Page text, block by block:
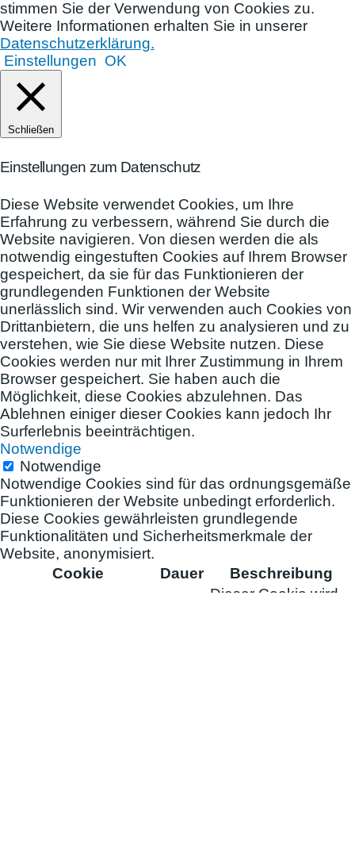
stimmen Sie der Verwendung von Cookies zu.
Weitere Informationen erhalten Sie in unserer
Datenschutzerklärung.
Einstellungen OK
Schließen
Einstellungen zum Datenschutz
Diese Website verwendet Cookies, um Ihre
Erfahrung zu verbessern, während Sie durch die
Website navigieren. Von diesen werden die als
notwendig eingestuften Cookies auf Ihrem Browser
gespeichert, da sie für das Funktionieren der
grundlegenden Funktionen der Website
unerlässlich sind. Wir verwenden auch Cookies von
Drittanbietern, die uns helfen zu analysieren und zu
verstehen, wie Sie diese Website nutzen. Diese
Cookies werden nur mit Ihrer Zustimmung in Ihrem
Browser gespeichert. Sie haben auch die
Möglichkeit, diese Cookies abzulehnen. Das
Ablehnen einiger dieser Cookies kann jedoch Ihr
Surferlebnis beeinträchtigen.
Notwendige
Notwendige
Notwendige Cookies sind für das ordnungsgemäße
Funktionieren der Website unbedingt erforderlich.
Diese Cookies gewährleisten grundlegende
Funktionalitäten und Sicherheitsmerkmale der
Website, anonymisiert.
Cookie
Dauer Beschreibung
Dieser Cookie wird